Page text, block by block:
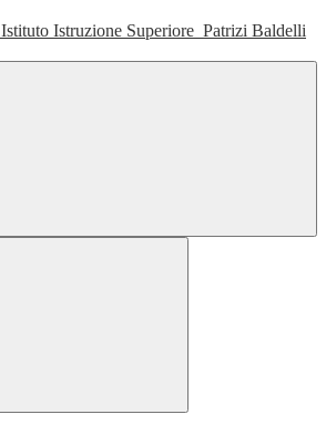
Istituto Istruzione Superiore Patrizi Baldelli